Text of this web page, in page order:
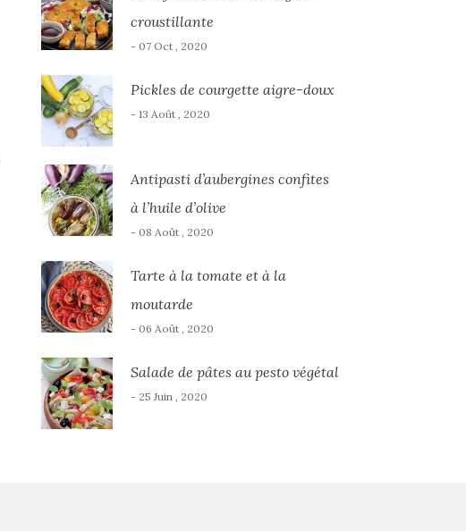
croustillante
- 07 Oct , 2020
Pickles de courgette aigre-doux
- 13 Août , 2020
Antipasti d’aubergines confites
à l’huile d’olive
- 08 Août , 2020
Tarte à la tomate et à la
moutarde
- 06 Août , 2020
Salade de pâtes au pesto végétal
- 25 Juin , 2020